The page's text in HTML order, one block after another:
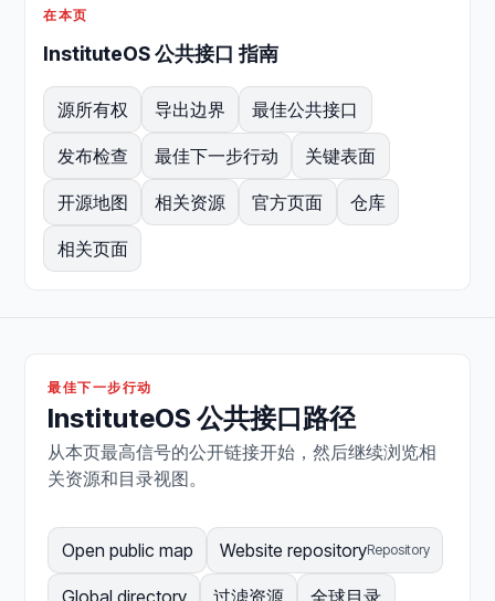
在本页
InstituteOS 公共接口 指南
源所有权 导出边界 最佳公共接口
发布检查 最佳下一步行动 关键表面
开源地图 相关资源 官方页面 仓库
相关页面
最佳下一步行动
InstituteOS 公共接口路径
从本页最高信号的公开链接开始，然后继续浏览相
关资源和目录视图。
Open public map Website repositoryRepository
Global directory 过滤资源 全球目录